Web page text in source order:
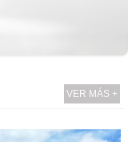
VER MÁS +